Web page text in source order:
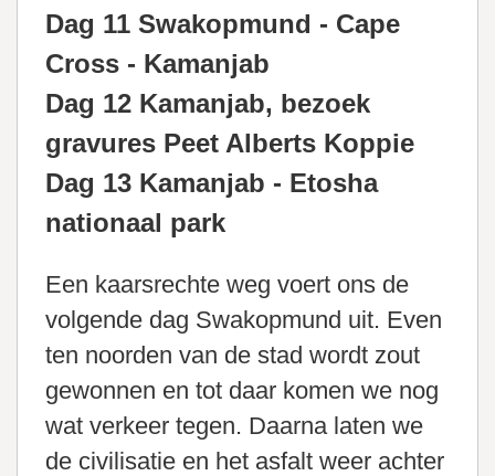
Dag 11 Swakopmund - Cape
Cross - Kamanjab
Dag 12 Kamanjab, bezoek
gravures Peet Alberts Koppie
Dag 13 Kamanjab - Etosha
nationaal park
Een kaarsrechte weg voert ons de
volgende dag Swakopmund uit. Even
ten noorden van de stad wordt zout
gewonnen en tot daar komen we nog
wat verkeer tegen. Daarna laten we
de civilisatie en het asfalt weer achter